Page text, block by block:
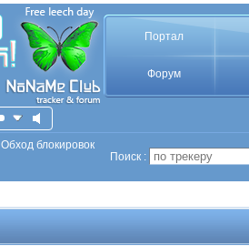
Портал
Форум
Обход блокировок
Поиск :